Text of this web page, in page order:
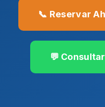
📞 Reservar
💬